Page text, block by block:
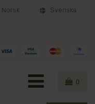
Norsk Svenska
0